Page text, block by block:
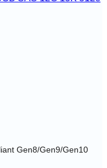
Gen8/Gen9/Gen10